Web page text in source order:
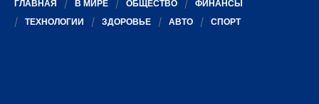
ГЛАВНАЯ В МИРЕ ОБЩЕСТВО
ФИНАНСЫ
ТЕХНОЛОГИИ
ЗДОРОВЬЕ АВТО СПОРТ